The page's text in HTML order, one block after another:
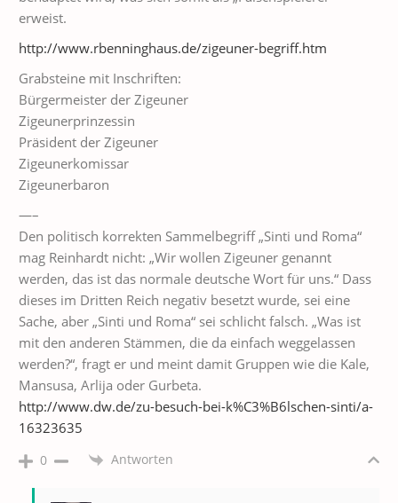
erweist.
http://www.rbenninghaus.de/zigeuner-begriff.htm
Grabsteine mit Inschriften:
Bürgermeister der Zigeuner
Zigeunerprinzessin
Präsident der Zigeuner
Zigeunerkomissar
Zigeunerbaron
—–
Den politisch korrekten Sammelbegriff „Sinti und Roma“
mag Reinhardt nicht: „Wir wollen Zigeuner genannt
werden, das ist das normale deutsche Wort für uns.“ Dass
dieses im Dritten Reich negativ besetzt wurde, sei eine
Sache, aber „Sinti und Roma“ sei schlicht falsch. „Was ist
mit den anderen Stämmen, die da einfach weggelassen
werden?“, fragt er und meint damit Gruppen wie die Kale,
Mansusa, Arlija oder Gurbeta.
http://www.dw.de/zu-besuch-bei-k%C3%B6lschen-sinti/a-
16323635
0 Antworten